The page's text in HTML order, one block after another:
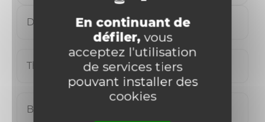
En continuant de
défiler,vous
acceptez l'utilisation
de services tiers
pouvant installer des
cookies
Damien François
Thomas Keutgen
Bernard Van Renterghem